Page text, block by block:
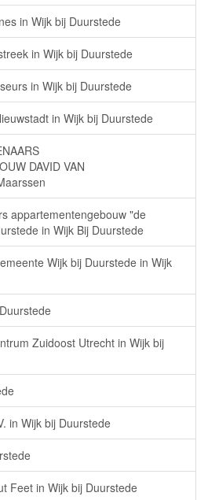
in Wijk bij Duurstede
in Wijk bij Duurstede
in Wijk bij Duurstede
in Wijk bij Duurstede
DAVID VAN
appartementengebouw "de
in Wijk Bij Duurstede
Wijk bij Duurstede in Wijk
Zuidoost Utrecht in Wijk bij
in Wijk bij Duurstede
Feet in Wijk bij Duurstede